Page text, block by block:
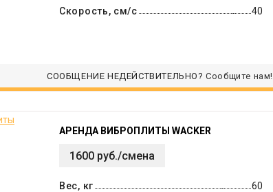
Скорость, см/с
40
СООБЩЕНИЕ НЕДЕЙСТВИТЕЛЬНО? Сообщите нам!
АРЕНДА ВИБРОПЛИТЫ WACKER
1600 руб./смена
Вес, кг
60